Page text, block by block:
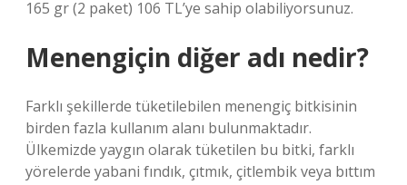
165 gr (2 paket) 106 TL’ye sahip olabiliyorsunuz.
Menengiçin diğer adı nedir?
Farklı şekillerde tüketilebilen menengiç bitkisinin
birden fazla kullanım alanı bulunmaktadır.
Ülkemizde yaygın olarak tüketilen bu bitki, farklı
yörelerde yabani fındık, çıtmık, çitlembik veya bıttım